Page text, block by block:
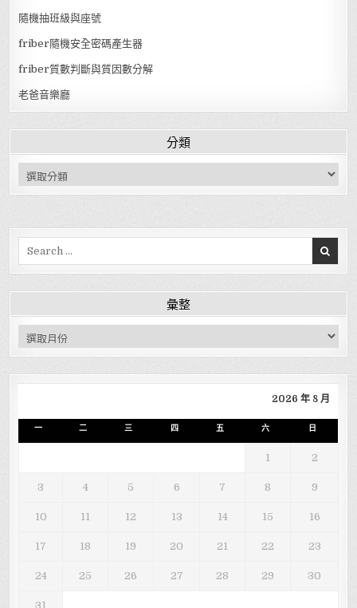
隨機抽班級與座號
friber隨機安全密碼產生器
friber質數判斷與質因數分解
老爸音樂廳
分類
分類
Search for:
彙整
彙整
2026 年 8 月
一 二 三 四 五 六 日
1 2
3 4 5 6 7 8 9
10 11 12 13 14 15 16
17 18 19 20 21 22 23
24 25 26 27 28 29 30
31